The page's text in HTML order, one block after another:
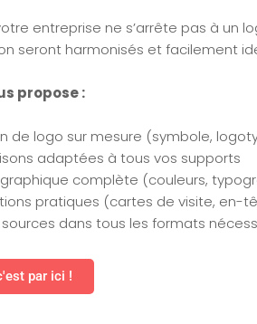
entreprise ne s’arrête pas à un
seront harmonisés et facilement
propose :
de logo sur mesure (symbole,
adaptées à tous vos supports
complète (couleurs,
pratiques (cartes de visite, en-
sources dans tous les formats
par ici !